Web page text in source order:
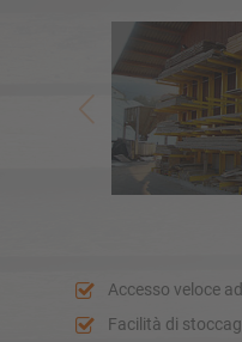
Accesso veloce
Facilità di
Sistemi di scaffalature
Realizza personalmente
configuratore